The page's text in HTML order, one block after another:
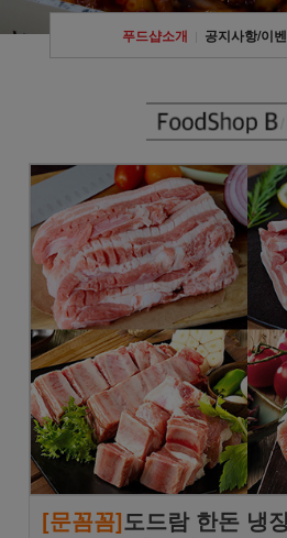
푸드샵소개 공지사항/이
[문꼼꼼]도드람 한돈 냉